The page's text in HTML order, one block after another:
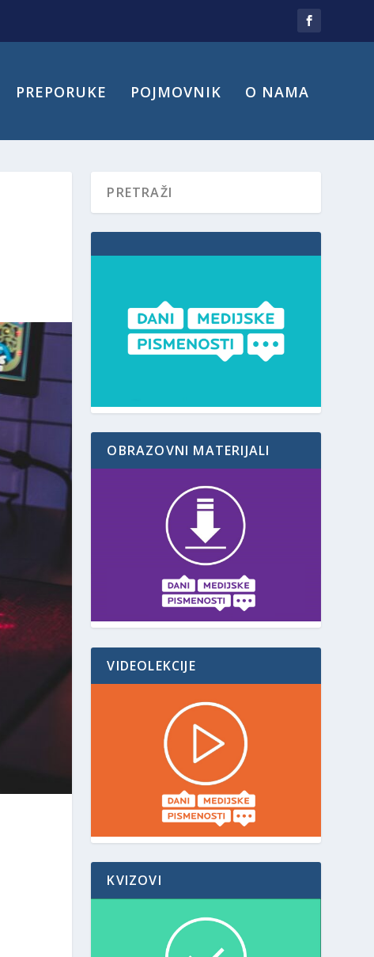
PREPORUKE POJMOVNIK O NAMA
OBRAZOVNI MATERIJALI
VIDEOLEKCIJE
KVIZOVI